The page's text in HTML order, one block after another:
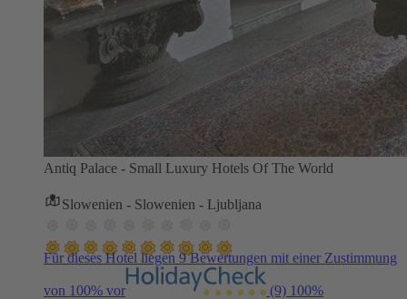
Antiq Palace - Small Luxury Hotels Of The World
Slowenien - Slowenien - Ljubljana
Für dieses Hotel liegen 9 Bewertungen mit einer Zustimmung
von 100% vor (9) 100%